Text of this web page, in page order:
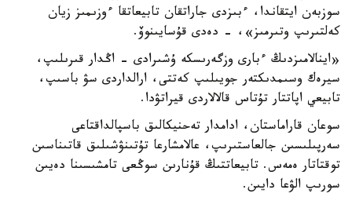
سوزبەن ايتقاندا، ءبىزدى جاراتقان تابيعاتقا ءوزىمىز زيان
كەلتىرىپ وتىرمىز»، - دەدى قۇسايىنوۆ.
«اينالامىزدىڭ ءبارى وزگەرىسكە ۇشىرادى - اڭدار قىرىلىپ،
سيرەك وسىمدىكتەر جويىلىپ كەتتى، ارالداردى سۋ باسىپ،
تابيعي اپاتتار تۇتاس قالالاردى قيراتۋدا.
سوعان قاراماستان، ادامدار تەحنيكالىق باسپالداقتاعى
سەرپىلىسىن جالعاستىرىپ، عالامشارعا تۇتىنۋشىلىق قاتىناسىن
توقتاتار ەمەس. تابيعاتتىڭ قۇنارىن سوڭعى تامشىسىنا دەيىن
سورىپ الۋعا دايىن.